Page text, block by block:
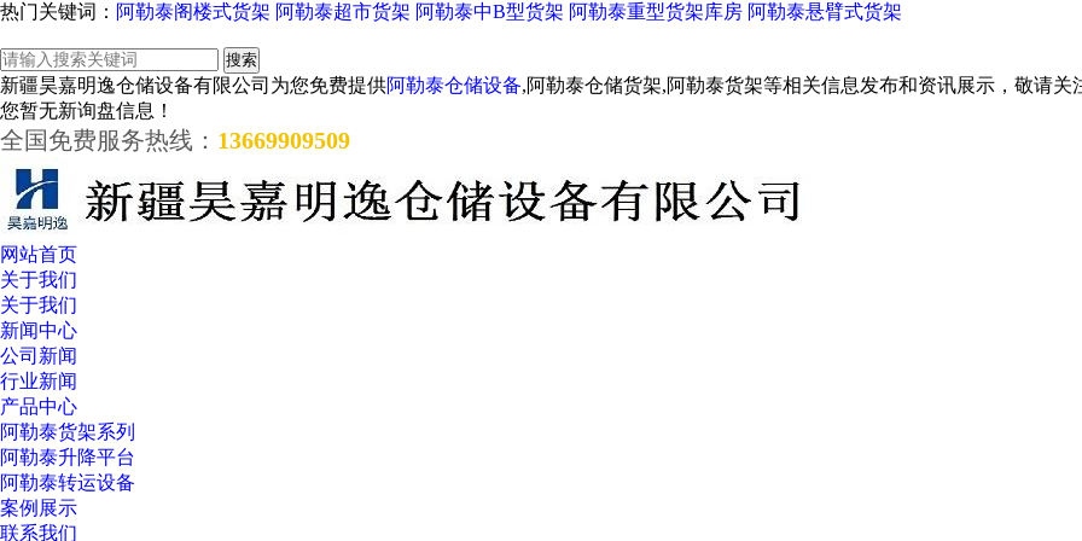
热门关键词： 阿勒泰阁楼式货架 阿勒泰超市货架 阿勒泰中B型货架 阿勒泰重型货架库房 阿勒泰悬臂式货架
新疆昊嘉明逸仓储设备有限公司为您免费提供阿勒泰仓储设备,阿勒泰仓储货架,阿勒泰货架等相关信息发布和资讯展示，敬请关
您暂无新询盘信息！
全国免费服务热线： 13669909509
网站首页
关于我们
关于我们
新闻中心
公司新闻
行业新闻
产品中心
阿勒泰货架系列
阿勒泰升降平台
阿勒泰转运设备
案例展示
联系我们